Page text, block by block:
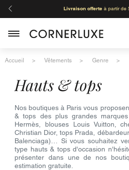
Livraison offerteà partir de
Accueil Vêtements Genre
hauts & tops
Nos boutiques à Paris vous
& tops des plus grandes
Hermès, blouses Louis Vuitton,
Christian Dior, tops Prada,
Balenciaga)… Si vous souhaitez
type hauts & tops d'occasion
présenter dans une de nos
estimation gratuite.